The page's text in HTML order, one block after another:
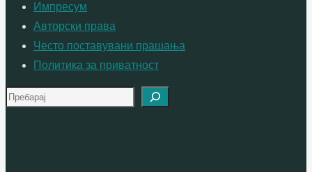
Импресум
Авторски права
Често поставувани прашања
Политика за приватност
Search